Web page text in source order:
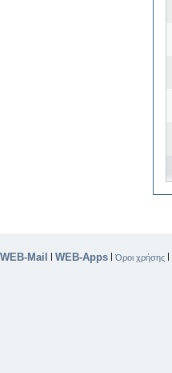
WEB-Mail | WEB-Apps |Όροι χρήσης |